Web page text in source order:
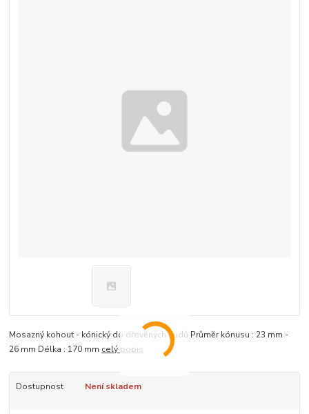
Mosazný kohout - kónický do dřevěných sudů Průměr kónusu : 23 mm -
26 mm Délka : 170 mm celý popis
Dostupnost Není skladem